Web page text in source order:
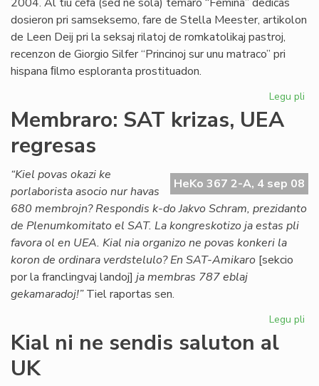
dosieron pri samseksemo, fare de Stella Meester, artikolon
de Leen Deij pri la seksaj rilatoj de romkatolikaj pastroj,
recenzon de Giorgio Silfer “Princinoj sur unu matraco” pri
hispana ﬁlmo esploranta prostituadon.
Legu pli
Membraro: SAT krizas, UEA
regresas
HeKo 367 2-A, 4 sep 08
“Kiel povas okazi ke
porlaborista asocio nur havas
680 membrojn? Respondis k-do Jakvo Schram, prezidanto
de Plenumkomitato el SAT. La kongreskotizo ja estas pli
favora ol en UEA. Kial nia organizo ne povas konkeri la
koron de ordinara verdstelulo? En SAT-Amikaro [sekcio
por la franclingvaj landoj] ja membras 787 eblaj
gekamaradoj!”Tiel raportas sen.
Legu pli
Kial ni ne sendis saluton al
UK